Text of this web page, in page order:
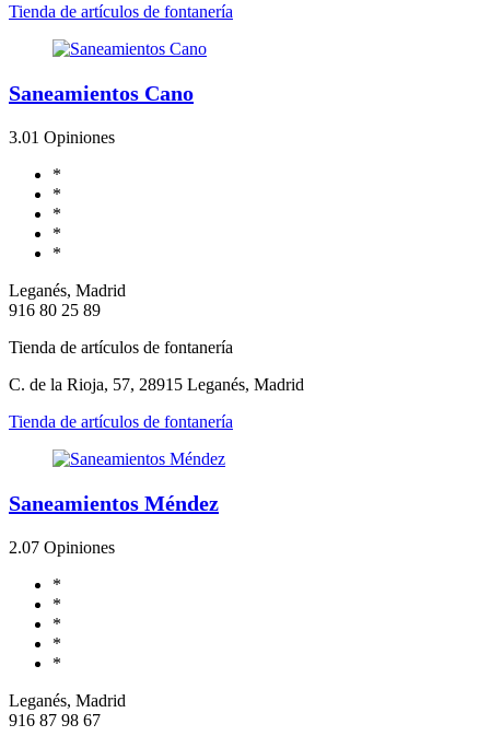
Tienda de artículos de fontanería
Saneamientos Cano
3.01 Opiniones
*
*
*
*
*
Leganés, Madrid
916 80 25 89
Tienda de artículos de fontanería
C. de la Rioja, 57, 28915 Leganés, Madrid
Tienda de artículos de fontanería
Saneamientos Méndez
2.07 Opiniones
*
*
*
*
*
Leganés, Madrid
916 87 98 67